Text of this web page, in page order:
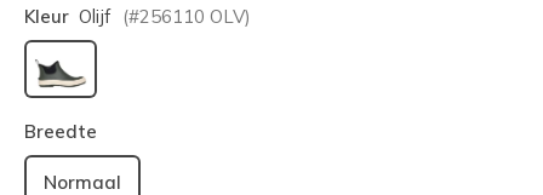
Kleur Olijf (#256110 OLV)
geselecteerd
Breedte
Normaal